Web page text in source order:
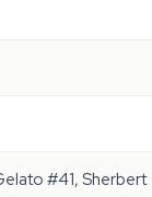
#41, Sherbert